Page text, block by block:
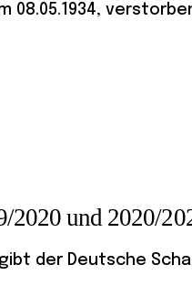
verstorben
2020 und 2020/
der Deutsche